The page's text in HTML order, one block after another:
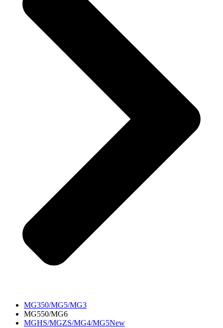
MG350/MG5/MG3
MG550/MG6
MGHS/MGZS/MG4/MG5New